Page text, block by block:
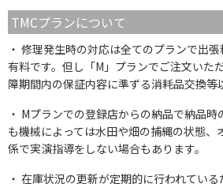
TMCプランについて
修理発生時の対応は全てのプランで出
有料です。但し「M」プランでご注文いた
障期間内の保証内容に準ずる消耗品交換等
Mプランでの登録店からの納品で納品時
も機械によっては水田や畑の捕縄の状態、
係で実演指導をしない場合もあります。
在庫状況の更新が定期的に行われてい